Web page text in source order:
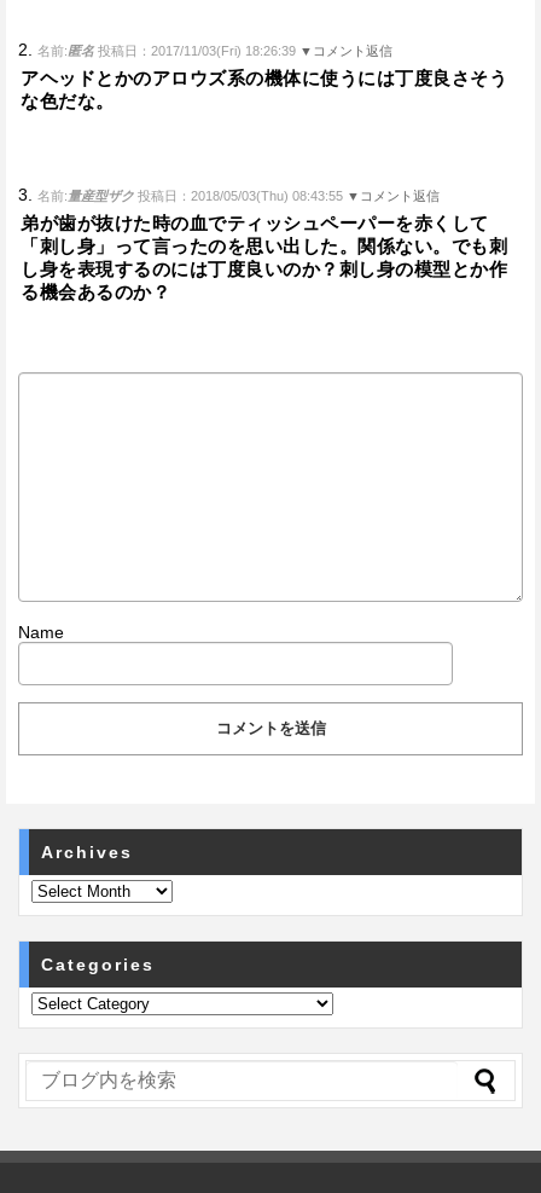
2. 名前:匿名 投稿日：2017/11/03(Fri) 18:26:39 ▼コメント返信
アヘッドとかのアロウズ系の機体に使うには丁度良さそう
な色だな。
3. 名前:量産型ザク 投稿日：2018/05/03(Thu) 08:43:55 ▼コメント返信
弟が歯が抜けた時の血でティッシュペーパーを赤くして
「刺し身」って言ったのを思い出した。関係ない。でも刺
し身を表現するのには丁度良いのか？刺し身の模型とか作
る機会あるのか？
Name
Archives
Categories